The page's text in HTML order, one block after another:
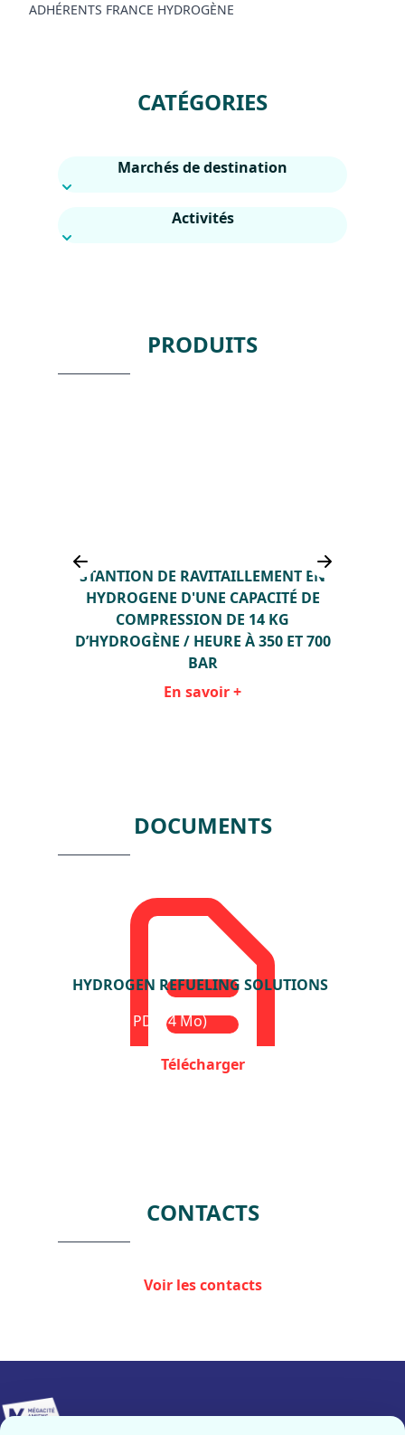
ADHÉRENTS FRANCE HYDROGÈNE
CATÉGORIES
Marchés de destination
Activités
PRODUITS
STANTION DE RAVITAILLEMENT EN
HYDROGENE D'UNE CAPACITÉ DE
COMPRESSION DE 14 KG
D’HYDROGÈNE / HEURE À 350 ET 700
BAR
En savoir +
DOCUMENTS
HYDROGEN REFUELING SOLUTIONS
Format : PDF (4 Mo)
Télécharger
CONTACTS
Voir les contacts